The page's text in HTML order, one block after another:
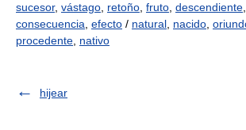
sucesor, vástago retoño fruto descendiente
consecuencia efecto / natural nacido
procedente nativo
hijear